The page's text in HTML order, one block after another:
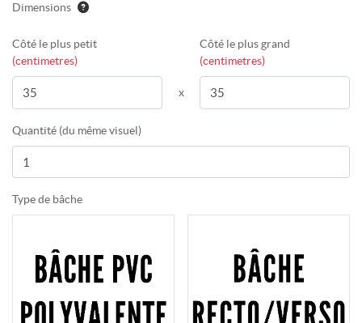
Dimensions
Côté le plus petit
(centimetres)
Côté le plus grand
(centimetres)
x
Quantité (du même visuel)
Type de bâche